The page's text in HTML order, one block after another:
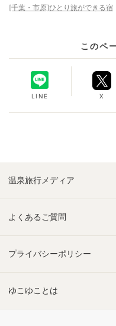
[千葉・市原]ひとり旅ができる宿
このペ
LINE X
温泉旅行メディア
よくあるご質問
プライバシーポリシー
ゆこゆことは